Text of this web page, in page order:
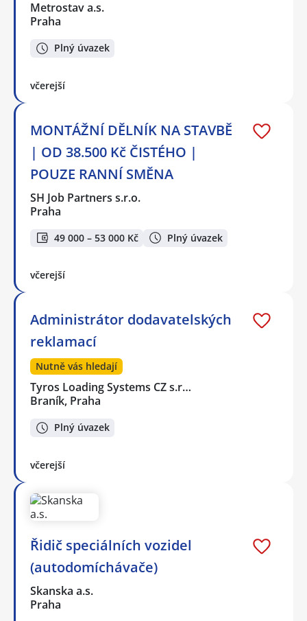
Metrostav a.s.
Praha
Plný úvazek
včerejší
MONTÁŽNÍ DĚLNÍK NA STAVBĚ
| OD 38.500 Kč ČISTÉHO |
POUZE RANNÍ SMĚNA
SH Job Partners s.r.o.
Praha
49 000 – 53 000 Kč Plný úvazek
včerejší
Administrátor dodavatelských
reklamací
Nutně vás hledají
Tyros Loading Systems CZ s.r…
Braník, Praha
Plný úvazek
včerejší
Řidič speciálních vozidel
(autodomíchávače)
Skanska a.s.
Praha